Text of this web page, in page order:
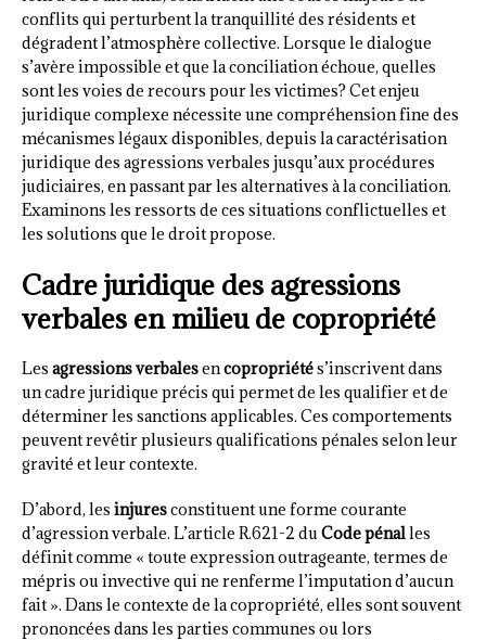
conflits qui perturbent la tranquillité des résidents et
dégradent l’atmosphère collective. Lorsque le dialogue
s’avère impossible et que la conciliation échoue, quelles
sont les voies de recours pour les victimes? Cet enjeu
juridique complexe nécessite une compréhension fine des
mécanismes légaux disponibles, depuis la caractérisation
juridique des agressions verbales jusqu’aux procédures
judiciaires, en passant par les alternatives à la conciliation.
Examinons les ressorts de ces situations conflictuelles et
les solutions que le droit propose.
Cadre juridique des agressions
verbales en milieu de copropriété
Les agressions verbalesencopropriétés’inscrivent dans
un cadre juridique précis qui permet de les qualifier et de
déterminer les sanctions applicables. Ces comportements
peuvent revêtir plusieurs qualifications pénales selon leur
gravité et leur contexte.
D’abord, les injuresconstituent une forme courante
d’agression verbale. L’article R.621-2 duCode pénalles
définit comme « toute expression outrageante, termes de
mépris ou invective qui ne renferme l’imputation d’aucun
fait ». Dans le contexte de la copropriété, elles sont souvent
prononcées dans les parties communes ou lors